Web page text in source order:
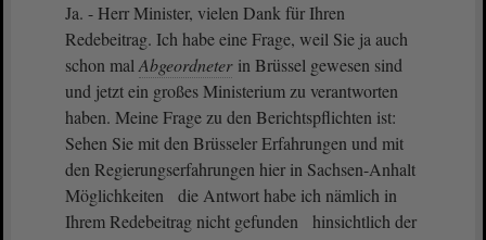
Ja. - Herr Minister, vielen Dank für Ihren
Redebeitrag. Ich habe eine Frage, weil Sie ja auch
schon mal Abgeordneter in Brüssel gewesen sind
und jetzt ein großes Ministerium zu verantworten
haben. Meine Frage zu den Berichtspflichten ist:
Sehen Sie mit den Brüsseler Erfahrungen und mit
den Regierungserfahrungen hier in Sachsen-Anhalt
Möglichkeiten die Antwort habe ich nämlich in
Ihrem Redebeitrag nicht gefunden hinsichtlich der